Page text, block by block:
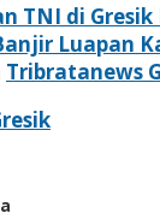
TNI di
Luapan
Tribratanews